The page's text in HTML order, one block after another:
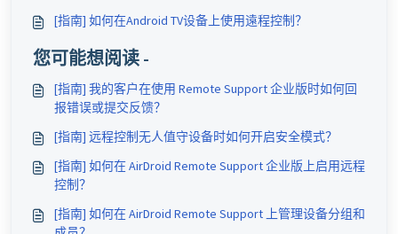
[指南] 如何在Android TV设备上使用遠程控制？
您可能想阅读 -
[指南] 我的客户在使用 Remote Support 企业版时如何回
报错误或提交反馈？
[指南] 远程控制无人值守设备时如何开启安全模式？
[指南] 如何在 AirDroid Remote Support 企业版上启用远程
控制？
[指南] 如何在 AirDroid Remote Support 上管理设备分组和